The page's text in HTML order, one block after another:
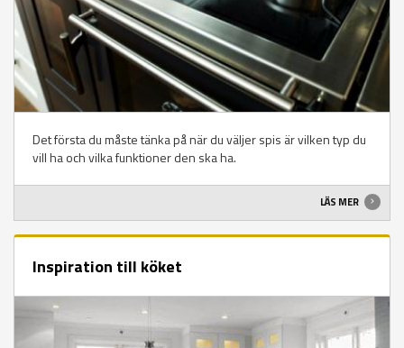
Det första du måste tänka på när du väljer spis är vilken typ du
vill ha och vilka funktioner den ska ha.
LÄS MER
Inspiration till köket